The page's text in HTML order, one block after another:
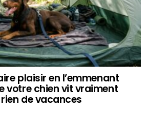
plaisir en l’emmenant
votre chien vit vraiment
de vacances